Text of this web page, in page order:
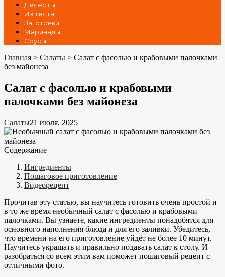
Десерты
Из теста
Заготовки
Маринады
Соусы
Главная > Салаты > Салат с фасолью и крабовыми палочками
без майонеза
Салат с фасолью и крабовыми
палочками без майонеза
Салаты21 июля, 2025
Содержание
Ингредиенты
Пошаговое приготовление
Видеорецепт
Прочитав эту статью, вы научитесь готовить очень простой и
в то же время необычный салат с фасолью и крабовыми
палочками. Вы узнаете, какие ингредиенты понадобятся для
основного наполнения блюда и для его заливки. Убедитесь,
что времени на его приготовление уйдёт не более 10 минут.
Научитесь украшать и правильно подавать салат к столу. И
разобраться со всем этим вам поможет пошаговый рецепт с
отличными фото.